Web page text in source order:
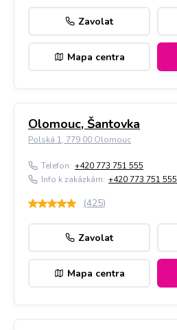
Zavolat
Mapa centra
Olomouc, Šantovka
Polská 1, 779 00 Olomouc
Telefon: +420 773 751 555
Info k zakázkám: +420 773 751 555
(425)
Zavolat
Mapa centra